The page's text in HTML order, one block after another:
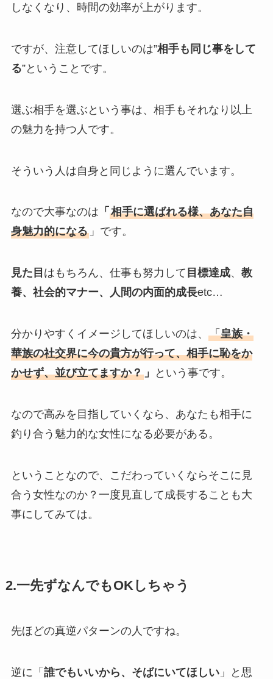
しなくなり、時間の効率が上がります。
ですが、注意してほしいのは”相手も同じ事をして
る”ということです。
選ぶ相手を選ぶという事は、相手もそれなり以上
の魅力を持つ人です。
そういう人は自身と同じように選んでいます。
なので大事なのは 「 相手に選ばれる様、あなた自
身魅力的になる」です。
見た目 はもちろん、仕事も努力して 目標達成、 教
養、社会的マナー、人間の内面的成長etc…
分かりやすくイメージしてほしいのは、 「皇族・
華族の社交界に今の貴方が行って、相手に恥をか
かせず、並び立てますか？」 という事です。
なので高みを目指していくなら、あなたも相手に
釣り合う魅力的な女性になる必要がある。
ということなので、こだわっていくならそこに見
合う女性なのか？一度見直して成長することも大
事にしてみては。
2.一先ずなんでもOKしちゃう
先ほどの真逆パターンの人ですね。
逆に「 誰でもいいから、そばにいてほしい」と思